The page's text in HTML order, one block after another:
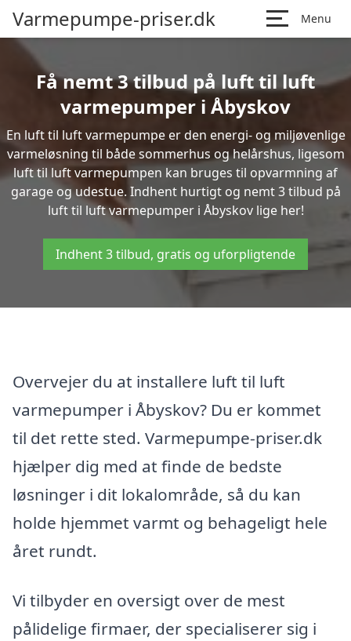
Varmepumpe-priser.dk Menu
Få nemt 3 tilbud på luft til luft
varmepumper i Åbyskov
En luft til luft varmepumpe er den energi- og miljøvenlige
varmeløsning til både sommerhus og helårshus, ligesom
luft til luft varmepumpen kan bruges til opvarmning af
garage og udestue. Indhent hurtigt og nemt 3 tilbud på
luft til luft varmepumper i Åbyskov lige her!
Indhent 3 tilbud, gratis og uforpligtende
Overvejer du at installere luft til luft
varmepumper i Åbyskov? Du er kommet
til det rette sted. Varmepumpe-priser.dk
hjælper dig med at finde de bedste
løsninger i dit lokalområde, så du kan
holde hjemmet varmt og behageligt hele
året rundt.
Vi tilbyder en oversigt over de mest
pålidelige firmaer, der specialiserer sig i